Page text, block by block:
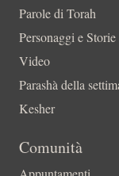
Parole di Torah
Personaggi e Storie
Video
Parashà della
Kesher
Comunità